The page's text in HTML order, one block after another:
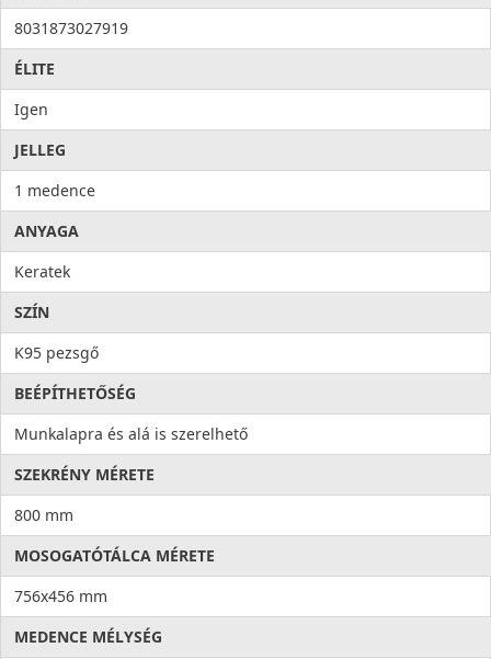
8031873027919
ÉLITE
Igen
JELLEG
1 medence
ANYAGA
Keratek
SZÍN
K95 pezsgő
BEÉPÍTHETŐSÉG
Munkalapra és alá is szerelhető
SZEKRÉNY MÉRETE
800 mm
MOSOGATÓTÁLCA MÉRETE
756x456 mm
MEDENCE MÉLYSÉG